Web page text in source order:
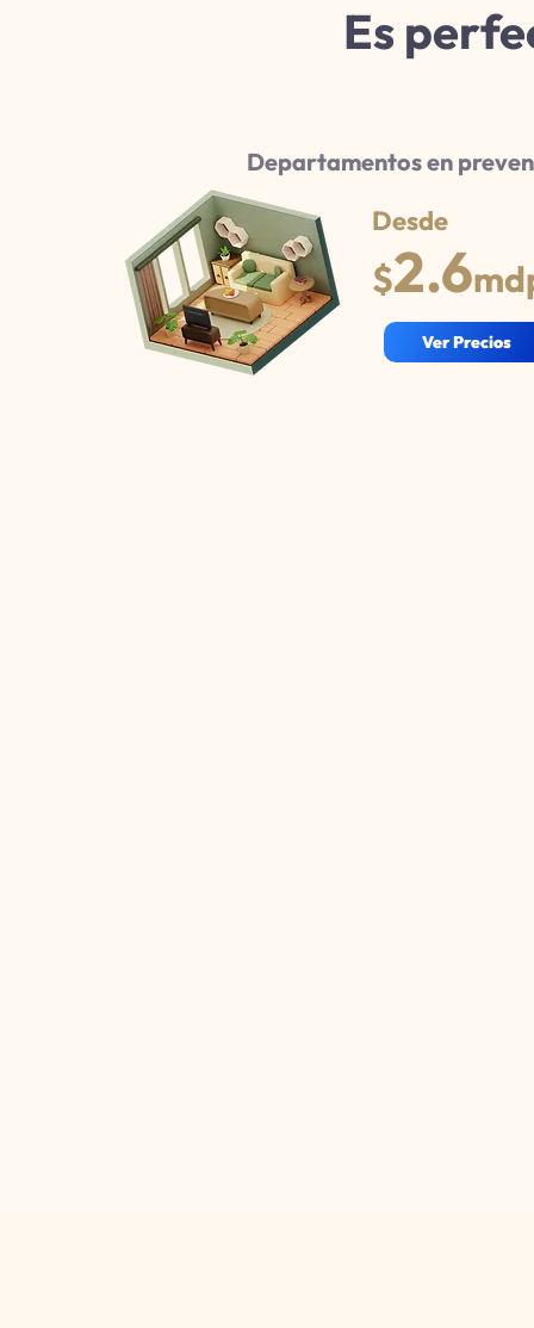
Es
Departamentos en
Desde
$2.6
Ver Precios